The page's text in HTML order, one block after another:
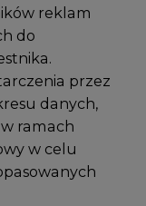
reklam
do
przez
danych,
ramach
w celu